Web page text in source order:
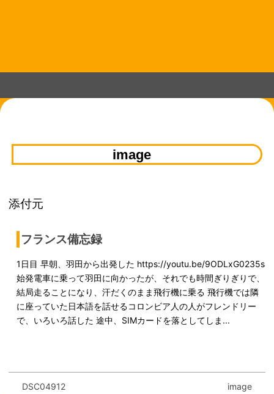
プ
image
添付元
フランス備忘録
1日目 早朝、羽田から出発した https://youtu.be/9ODLxG0235s
始発電車に乗って羽田に向かったが、それでも時間ぎりぎりで、
結局走ることになり、汗だくのまま飛行機に乗る 飛行機では隣
に座っていた日本語を話せるコロンビア人の人がフレンドリー
で、いろいろ話した 途中、SIMカードを落としてしま...
DSC04912 image